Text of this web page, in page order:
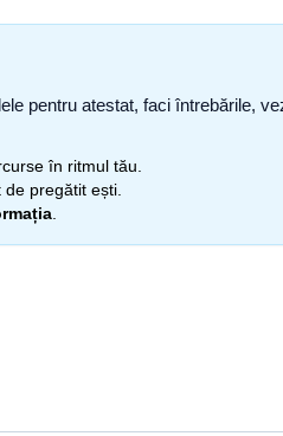
pentru atestat, faci întrebările,
în ritmul tău.
pregătit ești.